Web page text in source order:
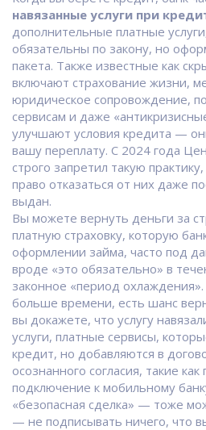
навязанные услуги при
дополнительные платные
обязательны по закону, но
пакета. Также известные как
включают страхование жизни,
юридическое сопровождение,
сервисам и даже
улучшают условия кредита —
вашу переплату. С 2024 года
строго запретил такую
право отказаться от них даже
выдан.
Вы можете вернуть деньги за
платную страховку, которую
оформлении займа, часто под
вроде «это обязательно» в
законное «период
больше времени, есть шанс
вы докажете, что услугу
услуги, платные сервисы,
кредит, но добавляются в
осознанного согласия, такие
подключение к мобильному
«безопасная сделка» — тоже
— не подписывать ничего, что